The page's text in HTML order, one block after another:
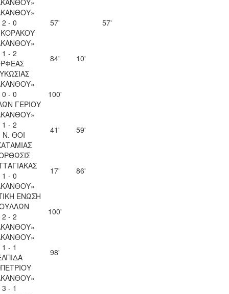
2 - 0
57'
57'
1 - 2
84' 10'
0 - 0
ΓΕΡΙΟΥ
100'
1 - 2
Ν. ΘΟΙ
41' 59'
1 - 0
17' 86'
ΕΝΩΣΗ
2 - 2
100'
1 - 1
98'
3 - 1